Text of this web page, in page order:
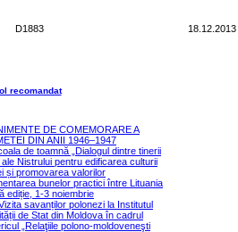
D1883 18.12.2013
recomandat
DE COMEMORARE A
DIN ANII 1946–1947
de toamnă „Dialogul dintre tinerii
Nistrului pentru edificarea culturii
și promovarea valorilor
bunelor practici între Lituania
ediție, 1-3 noiembrie
savanților polonezi la Institutul
de Stat din Moldova în cadrul
„Relaţiile polono-moldoveneşti